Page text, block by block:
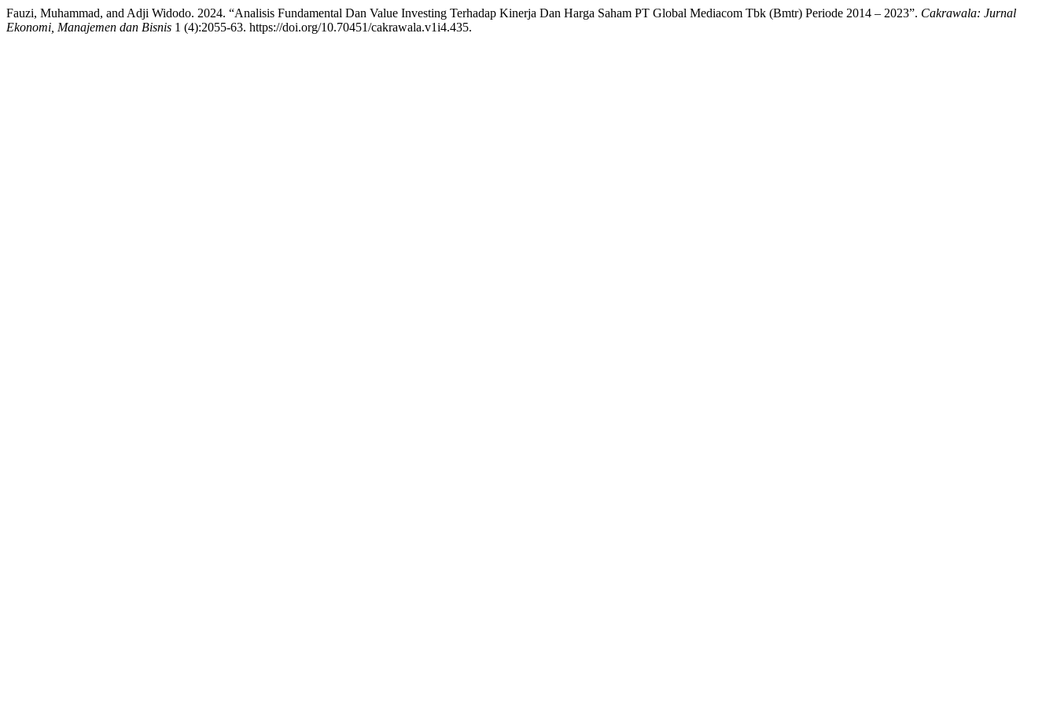
Fauzi, Muhammad, and Adji Widodo. 2024. “Analisis Fundamental Dan Value Investing Terhadap Kinerja Dan Harga Saham PT Global Mediacom Tbk (Bmtr) Periode 2014 – 2023”. Cakrawala: Jurnal
Ekonomi, Manajemen dan Bisnis 1 (4):2055-63. https://doi.org/10.70451/cakrawala.v1i4.435.